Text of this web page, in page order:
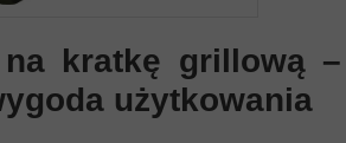
kratkę grillową –
użytkowania